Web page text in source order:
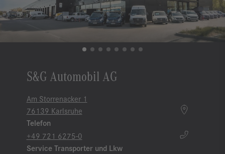
S&G Automobil AG
Am Storrenacker 1
76139 Karlsruhe
Telefon
+49 721 6275-0
Service Transporter und Lkw